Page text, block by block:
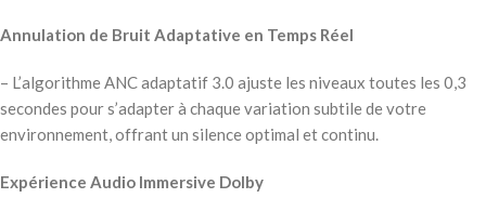
Annulation de Bruit Adaptative en Temps Réel
– L’algorithme ANC adaptatif 3.0 ajuste les niveaux toutes les 0,3
secondes pour s’adapter à chaque variation subtile de votre
environnement, offrant un silence optimal et continu.
Expérience Audio Immersive Dolby